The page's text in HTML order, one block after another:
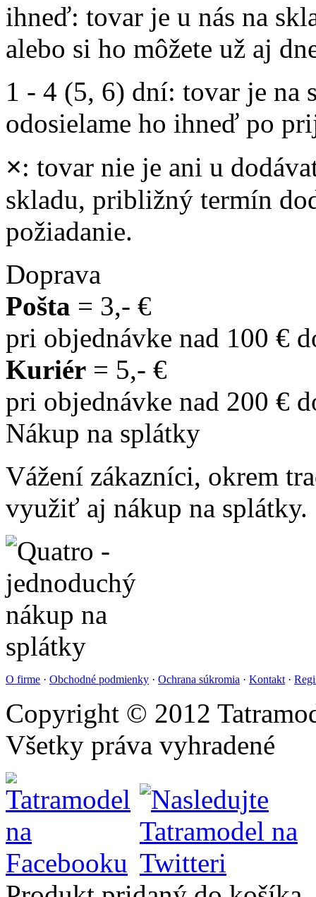
ihneď: tovar je u nás na
alebo si ho môžete už aj
1 - 4 (5, 6) dní: tovar je na
odosielame ho ihneď po
×: tovar nie je ani u
skladu, približný termín
požiadanie.
Doprava
Pošta = 3,- €
pri objednávke nad 100 €
Kuriér = 5,- €
pri objednávke nad 200 €
Nákup na splátky
Vážení zákazníci, okrem
využiť aj nákup na splátky.
O firme · Obchodné podmienky · Ochrana súkromia · Kontakt ·
Copyright © 2012
Všetky práva vyhradené